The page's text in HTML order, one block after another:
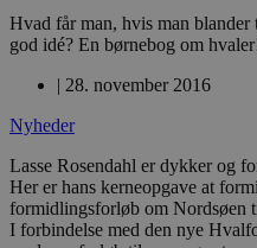
Hvad får man, hvis man blander
god idé? En børnebog om
| 28. november 2016
Nyheder
Lasse Rosendahl er dykker og
Her er hans kerneopgave at
formidlingsforløb om Nordsøen
I forbindelse med den nye